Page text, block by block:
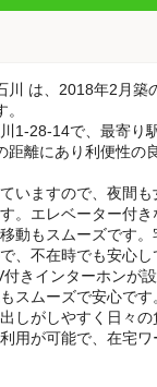
川 は、2018年2月築
1-28-14で、最寄り
離にあり利便性の
いますので、夜間
。エレベーター付
動もスムーズです
、不在時でも安心し
付きインターホンが
スムーズで安心です
しがしやすく日々の
用が可能で、在宅